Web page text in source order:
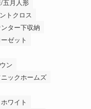
五月人形
トクロス
ター下収納
ゼット
ン
ックホームズ
ホワイト